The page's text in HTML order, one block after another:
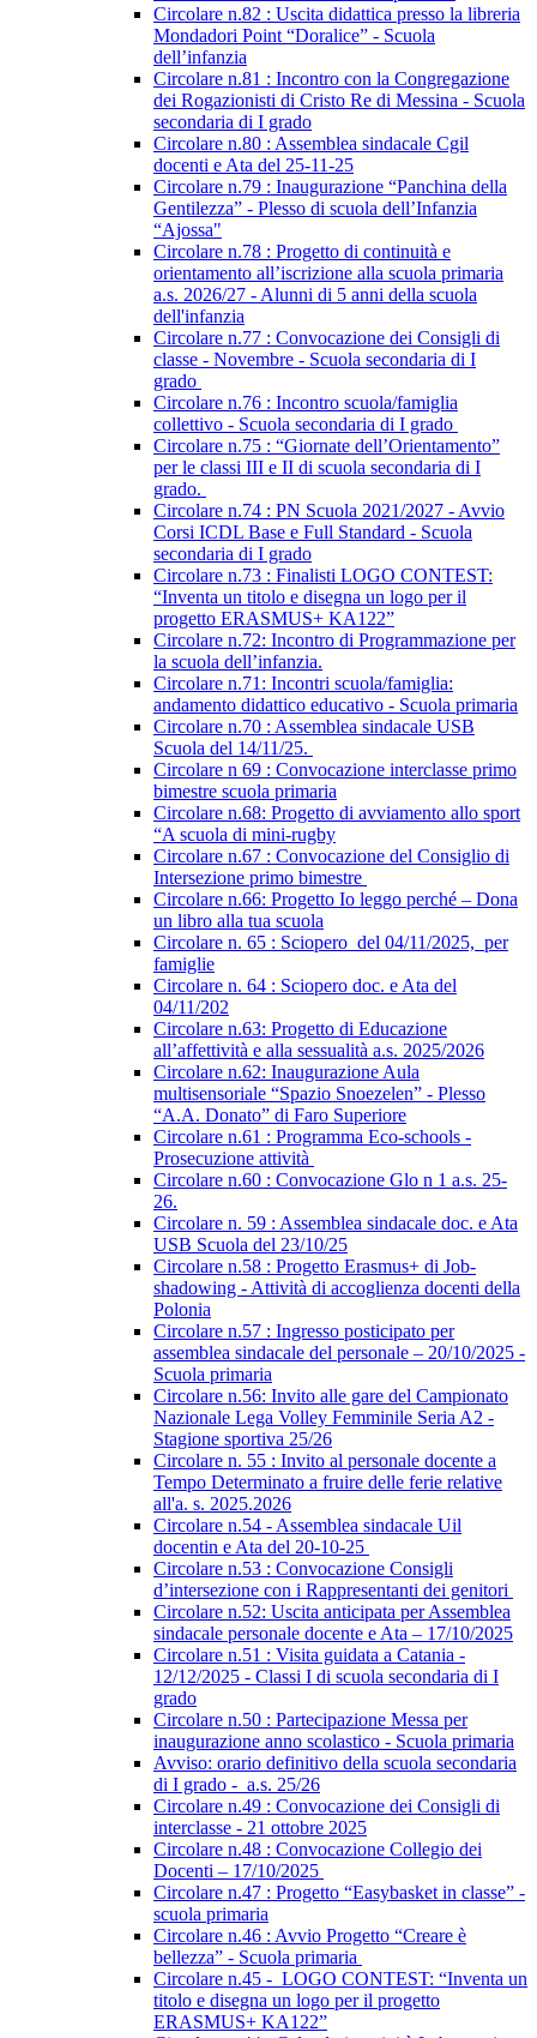
Circolare n.82 : Uscita didattica presso la libreria
Mondadori Point “Doralice” - Scuola
dell’infanzia
Circolare n.81 : Incontro con la Congregazione
dei Rogazionisti di Cristo Re di Messina - Scuola
secondaria di I grado
Circolare n.80 : Assemblea sindacale Cgil
docenti e Ata del 25-11-25
Circolare n.79 : Inaugurazione “Panchina della
Gentilezza” - Plesso di scuola dell’Infanzia
“Ajossa"
Circolare n.78 : Progetto di continuità e
orientamento all’iscrizione alla scuola primaria
a.s. 2026/27 - Alunni di 5 anni della scuola
dell'infanzia
Circolare n.77 : Convocazione dei Consigli di
classe - Novembre - Scuola secondaria di I
grado
Circolare n.76 : Incontro scuola/famiglia
collettivo - Scuola secondaria di I grado
Circolare n.75 : “Giornate dell’Orientamento”
per le classi III e II di scuola secondaria di I
grado.
Circolare n.74 : PN Scuola 2021/2027 - Avvio
Corsi ICDL Base e Full Standard - Scuola
secondaria di I grado
Circolare n.73 : Finalisti LOGO CONTEST:
“Inventa un titolo e disegna un logo per il
progetto ERASMUS+ KA122”
Circolare n.72: Incontro di Programmazione per
la scuola dell’infanzia.
Circolare n.71: Incontri scuola/famiglia:
andamento didattico educativo - Scuola primaria
Circolare n.70 : Assemblea sindacale USB
Scuola del 14/11/25.
Circolare n 69 : Convocazione interclasse primo
bimestre scuola primaria
Circolare n.68: Progetto di avviamento allo sport
“A scuola di mini-rugby
Circolare n.67 : Convocazione del Consiglio di
Intersezione primo bimestre
Circolare n.66: Progetto Io leggo perché – Dona
un libro alla tua scuola
Circolare n. 65 : Sciopero del 04/11/2025, per
famiglie
Circolare n. 64 : Sciopero doc. e Ata del
04/11/202
Circolare n.63: Progetto di Educazione
all’affettività e alla sessualità a.s. 2025/2026
Circolare n.62: Inaugurazione Aula
multisensoriale “Spazio Snoezelen” - Plesso
“A.A. Donato” di Faro Superiore
Circolare n.61 : Programma Eco-schools -
Prosecuzione attività
Circolare n.60 : Convocazione Glo n 1 a.s. 25-
26.
Circolare n. 59 : Assemblea sindacale doc. e Ata
USB Scuola del 23/10/25
Circolare n.58 : Progetto Erasmus+ di Job-
shadowing - Attività di accoglienza docenti della
Polonia
Circolare n.57 : Ingresso posticipato per
assemblea sindacale del personale – 20/10/2025 -
Scuola primaria
Circolare n.56: Invito alle gare del Campionato
Nazionale Lega Volley Femminile Seria A2 -
Stagione sportiva 25/26
Circolare n. 55 : Invito al personale docente a
Tempo Determinato a fruire delle ferie relative
all'a. s. 2025.2026
Circolare n.54 - Assemblea sindacale Uil
docentin e Ata del 20-10-25
Circolare n.53 : Convocazione Consigli
d’intersezione con i Rappresentanti dei genitori
Circolare n.52: Uscita anticipata per Assemblea
sindacale personale docente e Ata – 17/10/2025
Circolare n.51 : Visita guidata a Catania -
12/12/2025 - Classi I di scuola secondaria di I
grado
Circolare n.50 : Partecipazione Messa per
inaugurazione anno scolastico - Scuola primaria
Avviso: orario definitivo della scuola secondaria
di I grado - a.s. 25/26
Circolare n.49 : Convocazione dei Consigli di
interclasse - 21 ottobre 2025
Circolare n.48 : Convocazione Collegio dei
Docenti – 17/10/2025
Circolare n.47 : Progetto “Easybasket in classe” -
scuola primaria
Circolare n.46 : Avvio Progetto “Creare è
bellezza” - Scuola primaria
Circolare n.45 - LOGO CONTEST: “Inventa un
titolo e disegna un logo per il progetto
ERASMUS+ KA122”